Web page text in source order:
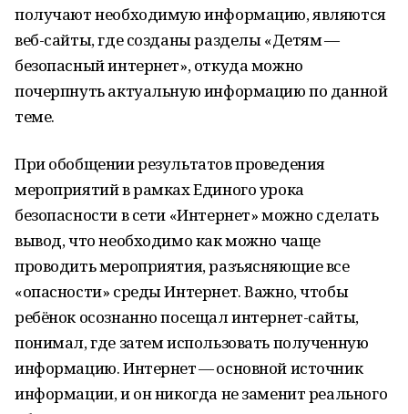
получают необходимую информацию, являются
веб-сайты, где созданы разделы «Детям —
безопасный интернет», откуда можно
почерпнуть актуальную информацию по данной
теме.
При обобщении результатов проведения
мероприятий в рамках Единого урока
безопасности в сети «Интернет» можно сделать
вывод, что необходимо как можно чаще
проводить мероприятия, разъясняющие все
«опасности» среды Интернет. Важно, чтобы
ребёнок осознанно посещал интернет-сайты,
понимал, где затем использовать полученную
информацию. Интернет — основной источник
информации, и он никогда не заменит реального